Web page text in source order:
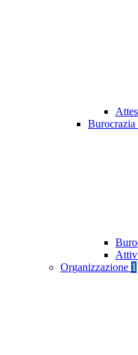
Burocrazia
Organizzazione 1